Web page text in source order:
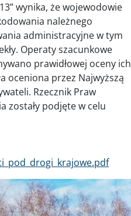
wynika, że wojewodowie
należnego
administracyjne w tym
Operaty szacunkowe
prawidłowej oceny ich
oceniona przez Najwyższą
Rzecznik Praw
zostały podjęte w celu